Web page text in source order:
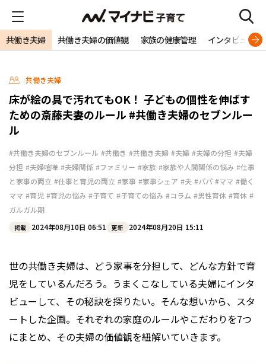
共働き夫婦 共働き夫婦の価値観 家族の健康管理 インタビュー
共働き夫婦
床が絵の具で汚れてもOK！ 子どもの個性を伸ばす
ための斎藤夫妻のルール #共働き夫婦のセブンルー
ル
#共働き夫婦のセブンルール #共働き #共働き夫婦 #夫婦 #夫婦の分担 #夫婦
分担 #夫婦喧嘩 #夫婦関係 #ファミリー #家族 #家族や人間関係の悩み #仕事
と家事の両立 #仕事と育児の両立 #家事 #家事シェア #夫 #パパ #ママ #働く
ママ #育児 #育児の悩み #子育て #子育ての悩み #コラム #男性育休 #育休 #
ガルガル期
掲載 2024年08月10日 06:51 更新 2024年08月20日 15:11
世の共働き夫婦は、どう家事を分担して、どんな方針で育
児をしているんだろう。うまくこなしている夫婦にインタ
ビューして、その秘訣を探りたい。そんな想いから、スタ
ートした企画。それぞれの家庭のルールやこだわりを7つ
にまとめ、その夫婦の価値観を紐解いていきます。